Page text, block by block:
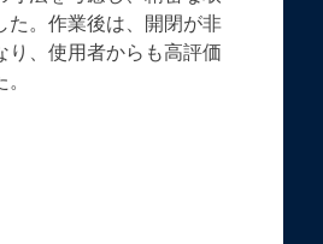
た。作業後は、開閉が非
り、使用者からも高評価